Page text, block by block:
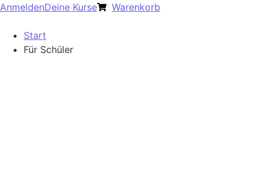
AnmeldenDeine Kurse Warenkorb
Start
Für Schüler